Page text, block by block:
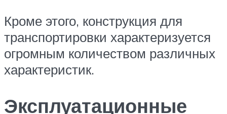
Кроме этого, конструкция для
транспортировки характеризуется
огромным количеством различных
характеристик.
Эксплуатационные